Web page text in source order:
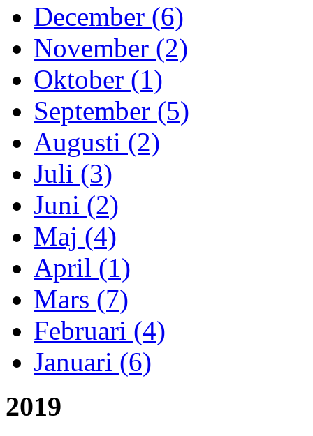
December (6)
November (2)
Oktober (1)
September (5)
Augusti (2)
Juli (3)
Juni (2)
Maj (4)
April (1)
Mars (7)
Februari (4)
Januari (6)
2019